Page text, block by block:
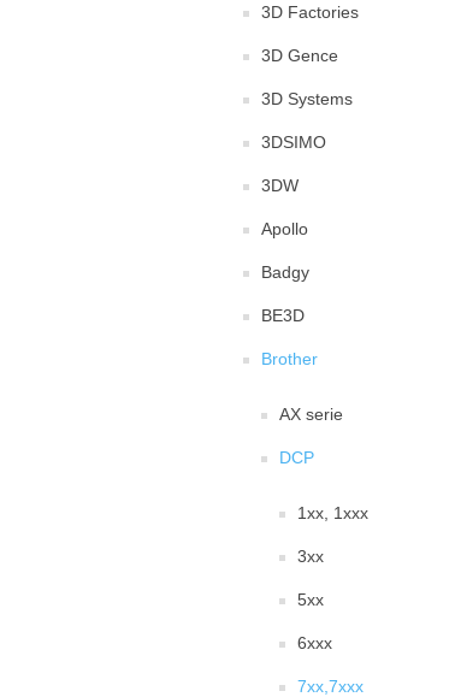
3D Factories
3D Gence
3D Systems
3DSIMO
3DW
Apollo
Badgy
BE3D
Brother
AX serie
DCP
1xx, 1xxx
3xx
5xx
6xxx
7xx,7xxx